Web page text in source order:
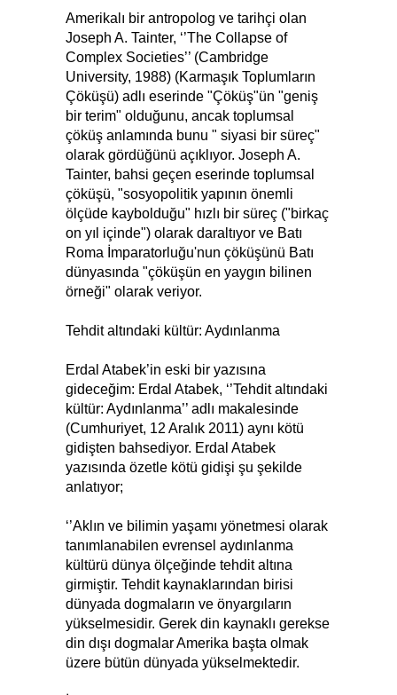
Amerikalı bir antropolog ve tarihçi olan
Joseph A. Tainter, ‘’The Collapse of
Complex Societies’’ (Cambridge
University, 1988) (Karmaşık Toplumların
Çöküşü) adlı eserinde "Çöküş"ün "geniş
bir terim" olduğunu, ancak toplumsal
çöküş anlamında bunu " siyasi bir süreç"
olarak gördüğünü açıklıyor. Joseph A.
Tainter, bahsi geçen eserinde toplumsal
çöküşü, "sosyopolitik yapının önemli
ölçüde kaybolduğu" hızlı bir süreç ("birkaç
on yıl içinde") olarak daraltıyor ve Batı
Roma İmparatorluğu'nun çöküşünü Batı
dünyasında "çöküşün en yaygın bilinen
örneği" olarak veriyor.
Tehdit altındaki kültür: Aydınlanma
Erdal Atabek’in eski bir yazısına
gideceğim: Erdal Atabek, ‘’Tehdit altındaki
kültür: Aydınlanma’’ adlı makalesinde
(Cumhuriyet, 12 Aralık 2011) aynı kötü
gidişten bahsediyor. Erdal Atabek
yazısında özetle kötü gidişi şu şekilde
anlatıyor;
‘’Aklın ve bilimin yaşamı yönetmesi olarak
tanımlanabilen evrensel aydınlanma
kültürü dünya ölçeğinde tehdit altına
girmiştir. Tehdit kaynaklarından birisi
dünyada dogmaların ve önyargıların
yükselmesidir. Gerek din kaynaklı gerekse
din dışı dogmalar Amerika başta olmak
üzere bütün dünyada yükselmektedir.